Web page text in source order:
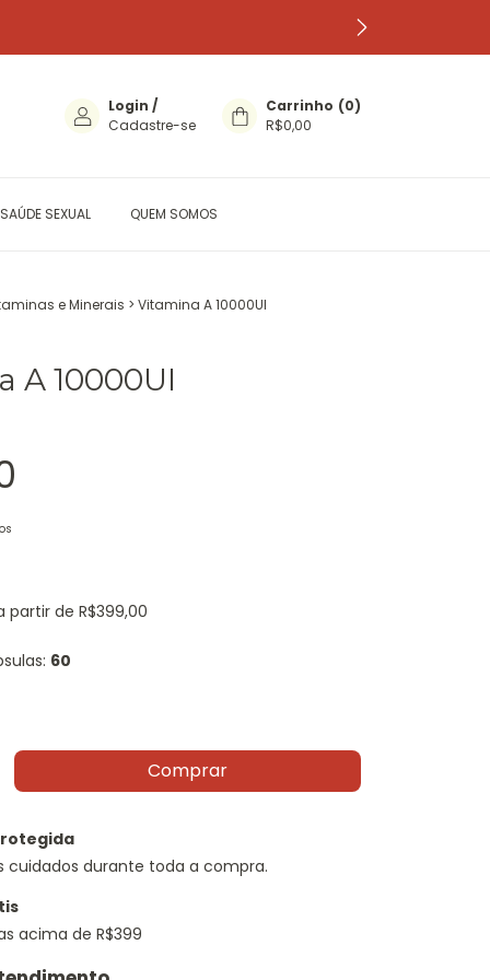
Login /
Cadastre-se
Carrinho (0)
R$0,00
SAÚDE SEXUAL QUEM SOMOS
e Minerais > Vitamina A 10000UI
A 10000UI
partir deR$399,00
60
cuidados durante toda a compra.
acima de R$399